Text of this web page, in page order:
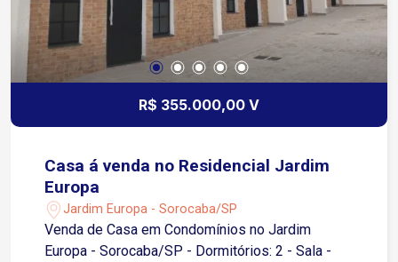
praticidade no dia a dia e deslocamento rápido
para outras áreas da cidade. Entre em contato
para mais informações e agende sua visita!
R$ 355.000,00 V
Casa á venda no Residencial Jardim
Europa
Jardim Europa - Sorocaba/SP
Venda de Casa em Condomínios no Jardim
Europa - Sorocaba/SP - Dormitórios: 2 - Sala -